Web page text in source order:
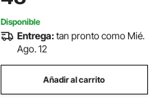
Disponible
Entrega:tan pronto como Mié.
Ago. 12
Añadir al carrito